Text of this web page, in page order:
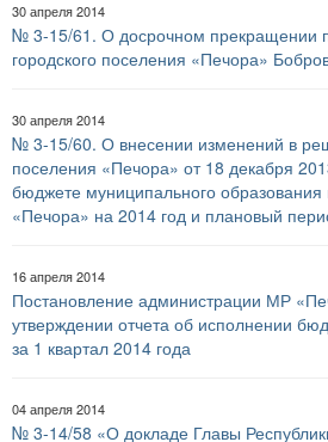
30 апреля 2014
№ 3-15/61. О досрочном прекращении
городского поселения «Печора»
30 апреля 2014
№ 3-15/60. О внесении изменений в
поселения «Печора» от 18 декабря
бюджете муниципального образования
«Печора» на 2014 год и плановый
16 апреля 2014
Постановление администрации МР
утверждении отчета об исполнении
за 1 квартал 2014 года
04 апреля 2014
№ 3-14/58 «О докладе Главы